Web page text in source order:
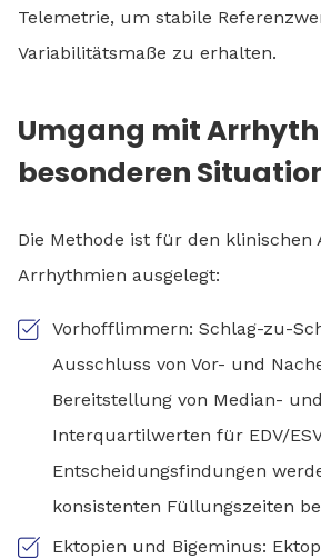
Telemetrie, um stabile
Variabilitätsmaße zu erhalten.
Umgang mit
besonderen
Die Methode ist für den klinischen
Arrhythmien ausgelegt:
Vorhofflimmern: Schlag-zu-
Ausschluss von Vor- und
Bereitstellung von Median- und
Interquartilwerten für EDV/
Entscheidungsfindungen
konsistenten Füllungszeiten
Ektopien und Bigeminus: